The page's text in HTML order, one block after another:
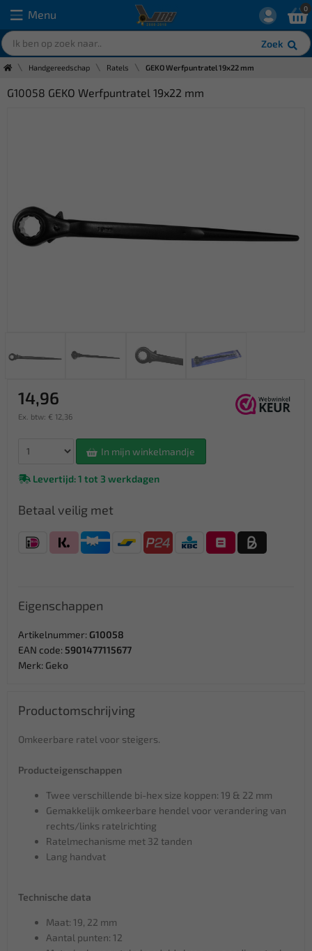
Menu
Zoek
0
Handgereedschap Ratels GEKO Werfpuntratel 19x22 mm
G10058 GEKO Werfpuntratel 19x22 mm
14,96
Ex. btw: € 12,36
In mijn winkelmandje
Levertijd: 1 tot 3 werkdagen
Betaal veilig met
Eigenschappen
Artikelnummer: G10058
EAN code: 5901477115677
Merk: Geko
Productomschrijving
Omkeerbare ratel voor steigers.
Producteigenschappen
Twee verschillende bi-hex size koppen: 19 & 22 mm
Gemakkelijk omkeerbare hendel voor verandering van
rechts/links ratelrichting
Ratelmechanisme met 32 ​​tanden
Lang handvat
Technische data
Maat: 19, 22 mm
Aantal punten: 12